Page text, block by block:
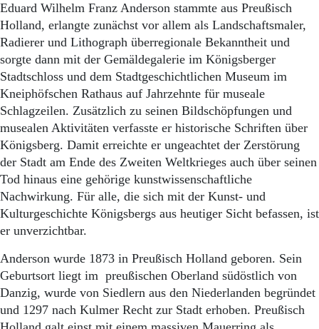
Start
Wer wir sind
Aktuelle Ausgabe
Abonnenten-Login
Abonnent werden
Abo Prämien
Archiv
Mediadaten
Schlesien
Danzig und Westpreußen
Bücher
Kontakt
Impressum
Eduard Wilhelm Franz Anderson stammte aus Preußisch
Holland, erlangte zunächst vor allem als Landschaftsmaler,
Radierer und Lithograph überregionale Bekanntheit und
sorgte dann mit der Gemäldegalerie im Königsberger
Stadtschloss und dem Stadtgeschichtlichen Museum im
Kneiphöfschen Rathaus auf Jahrzehnte für museale
Schlagzeilen. Zusätzlich zu seinen Bildschöpfungen und
musealen Aktivitäten verfasste er historische Schriften über
Königsberg. Damit erreichte er ungeachtet der Zerstörung
der Stadt am Ende des Zweiten Weltkrieges auch über seinen
Tod hinaus eine gehörige kunstwissenschaftliche
Nachwirkung. Für alle, die sich mit der Kunst- und
Kulturgeschichte Königsbergs aus heutiger Sicht befassen, ist
er unverzichtbar.
Anderson wurde 1873 in Preußisch Holland geboren. Sein
Geburtsort liegt im preußischen Oberland südöstlich von
Danzig, wurde von Siedlern aus den Niederlanden begründet
und 1297 nach Kulmer Recht zur Stadt erhoben. Preußisch